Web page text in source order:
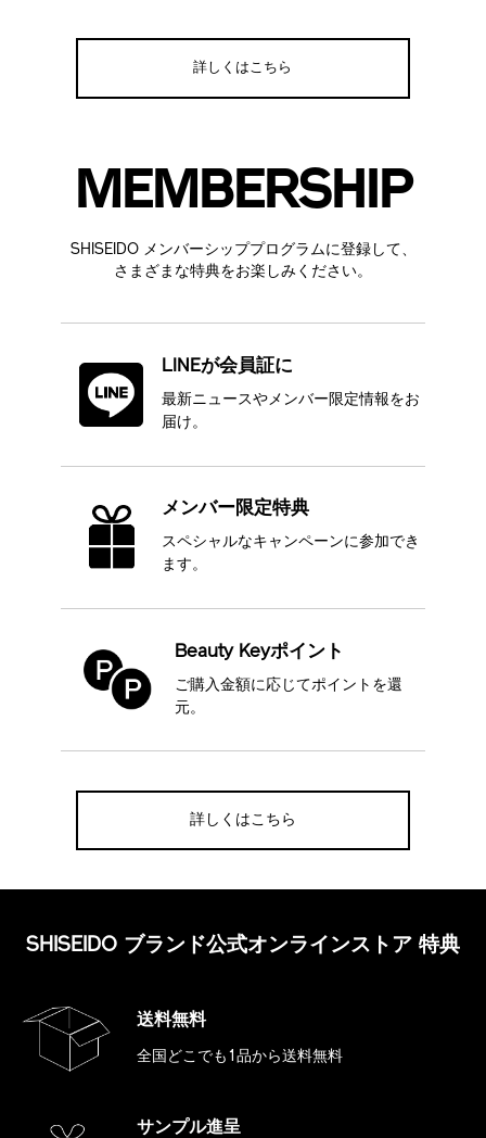
詳しくはこちら
MEMBERSHIP
SHISEIDO メンバーシッププログラムに登録して、
さまざまな特典をお楽しみください。
LINEが会員証に
最新ニュースやメンバー限定情報をお
届け。
メンバー限定特典
スペシャルなキャンペーンに参加でき
ます。
Beauty Keyポイント
ご購入金額に応じてポイントを還
元。
詳しくはこちら
SHISEIDO ブランド公式オンラインストア 特典
送料無料
全国どこでも1品から送料無料
サンプル進呈